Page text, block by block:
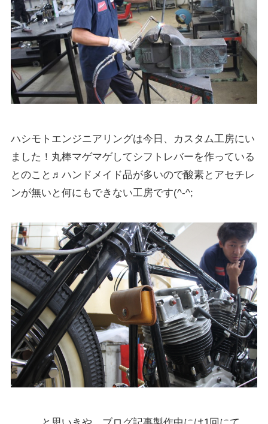
ハシモトエンジニアリングは今日、カスタム工房にい
ました！丸棒マゲマゲしてシフトレバーを作っている
とのこと♬ハンドメイド品が多いので酸素とアセチレ
ンが無いと何にもできない工房です(^-^;